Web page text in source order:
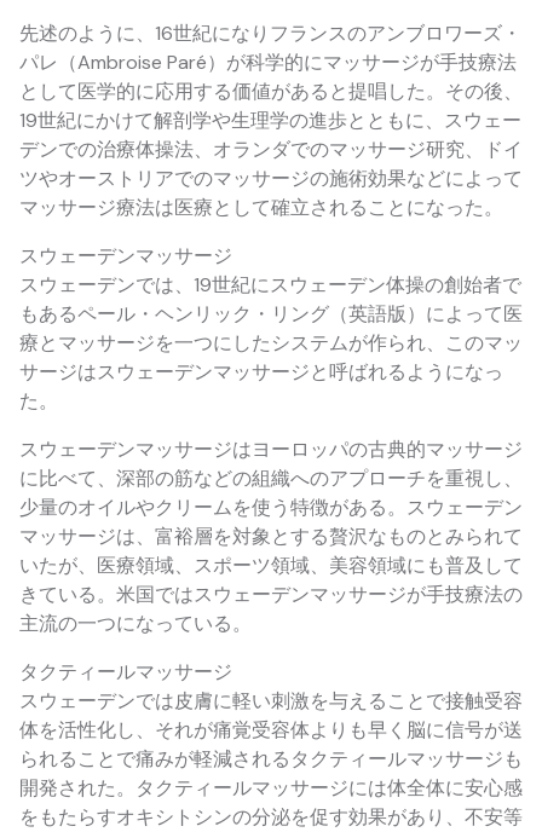
先述のように、16世紀になりフランスのアンブロワーズ・
パレ（Ambroise Paré）が科学的にマッサージが手技療法
として医学的に応用する価値があると提唱した。その後、
19世紀にかけて解剖学や生理学の進歩とともに、スウェー
デンでの治療体操法、オランダでのマッサージ研究、ドイ
ツやオーストリアでのマッサージの施術効果などによって
マッサージ療法は医療として確立されることになった。
スウェーデンマッサージ
スウェーデンでは、19世紀にスウェーデン体操の創始者で
もあるペール・ヘンリック・リング（英語版）によって医
療とマッサージを一つにしたシステムが作られ、このマッ
サージはスウェーデンマッサージと呼ばれるようになっ
た。
スウェーデンマッサージはヨーロッパの古典的マッサージ
に比べて、深部の筋などの組織へのアプローチを重視し、
少量のオイルやクリームを使う特徴がある。スウェーデン
マッサージは、富裕層を対象とする贅沢なものとみられて
いたが、医療領域、スポーツ領域、美容領域にも普及して
きている。米国ではスウェーデンマッサージが手技療法の
主流の一つになっている。
タクティールマッサージ
スウェーデンでは皮膚に軽い刺激を与えることで接触受容
体を活性化し、それが痛覚受容体よりも早く脳に信号が送
られることで痛みが軽減されるタクティールマッサージも
開発された。タクティールマッサージには体全体に安心感
をもたらすオキシトシンの分泌を促す効果があり、不安等